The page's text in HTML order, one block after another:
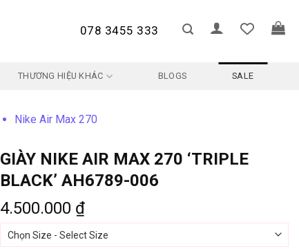
078 3455 333
THƯƠNG HIỆU KHÁC BLOGS
SALE
Nike Air Max 270
GIÀY NIKE AIR MAX 270 ‘TRIPLE
BLACK’ AH6789-006
4.500.000 ₫